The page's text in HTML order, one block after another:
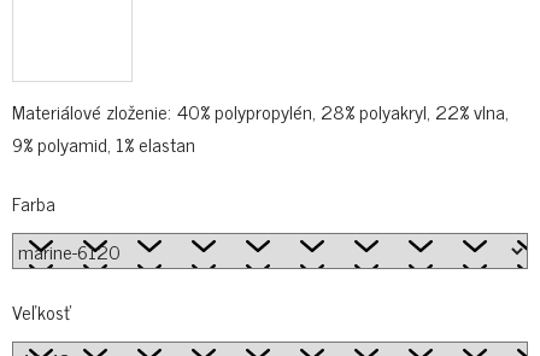
Materiálové zloženie: 40% polypropylén, 28% polyakryl, 22% vlna,
9% polyamid, 1% elastan
Farba
Veľkosť